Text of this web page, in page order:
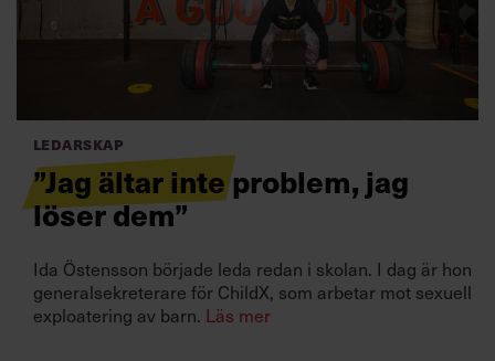
Villkor och policy för
personuppgiftsbehandling
Ledarskap
”Jag ältar inte problem, jag
löser dem”
Ida Östensson började leda redan i skolan. I dag är hon
generalsekreterare för ChildX, som arbetar mot sexuell
exploatering av barn. Läs mer